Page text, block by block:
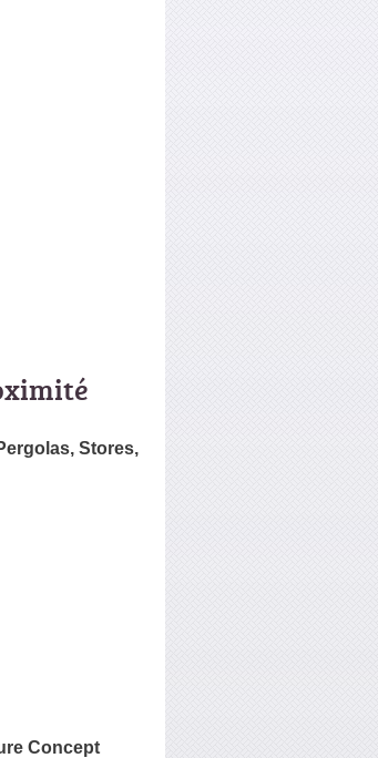
Stores,
Concept